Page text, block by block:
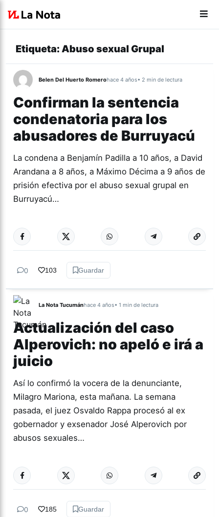
Etiqueta: Abuso sexual Grupal
Belen Del Huerto Romerohace 4 años• 2 min de lectura
Confirman la sentencia
condenatoria para los
abusadores de Burruyacú
La condena a Benjamín Padilla a 10 años, a David
Arandana a 8 años, a Máximo Décima a 9 años de
prisión efectiva por el abuso sexual grupal en
Burruyacú…
GÉNERO Y
DIVERSIDAD
Más
0 103 Guardar
La Nota Tucumánhace 4 años• 1 min de lectura
Actualización del caso
Alperovich: no apeló e irá a
juicio
Así lo confirmó la vocera de la denunciante,
Milagro Mariona, esta mañana. La semana
pasada, el juez Osvaldo Rappa procesó al ex
gobernador y exsenador José Alperovich por
abusos sexuales…
GÉNERO Y
DIVERSIDAD
Más
0 185 Guardar